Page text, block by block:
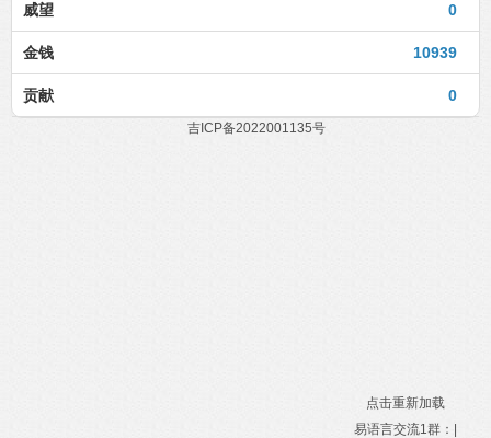
0
威望
10939
金钱
0
贡献
点击重新加载
易语言交流1群：|
吉ICP备2022001135号